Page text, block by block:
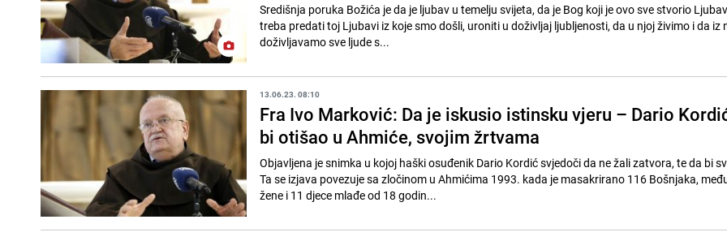
Središnja poruka Božića je da je ljubav u temelju svijeta, da je Bog koji je ovo sve stvorio
treba predati toj Ljubavi iz koje smo došli, uroniti u doživljaj ljubljenosti, da u njoj živimo i da iz
doživljavamo sve ljude s...
13.06.23. 08:10
Fra Ivo Marković: Da je iskusio istinsku vjeru – Dario
bi otišao u Ahmiće, svojim žrtvama
Objavljena je snimka u kojoj haški osuđenik Dario Kordić svjedoči da ne žali zatvora, te da bi
Ta se izjava povezuje sa zločinom u Ahmićima 1993. kada je masakrirano 116 Bošnjaka,
žene i 11 djece mlađe od 18 godin...